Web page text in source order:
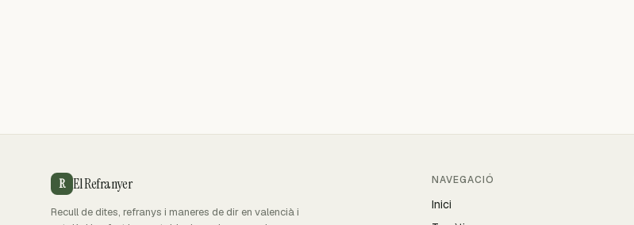
R El Refranyer
Recull de dites, refranys i maneres de dir en valencià i
NAVEGACIÓ
Inici